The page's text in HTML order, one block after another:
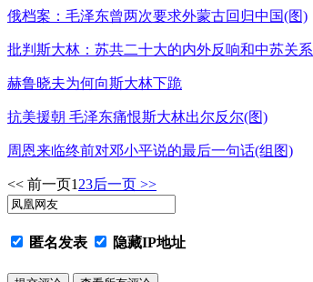
俄档案：毛泽东曾两次要求外蒙古回归中国(图)
批判斯大林：苏共二十大的内外反响和中苏关系
赫鲁晓夫为何向斯大林下跪
抗美援朝 毛泽东痛恨斯大林出尔反尔(图)
周恩来临终前对邓小平说的最后一句话(组图)
<< 前一页1 23后一页 >>
匿名发表 隐藏IP地址